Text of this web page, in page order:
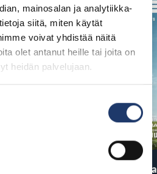
mainosalan ja analytiikka-
siitä, miten käytät
voivat yhdistää näitä
olet antanut heille tai joita on
heidän palvelujaan.
The End of